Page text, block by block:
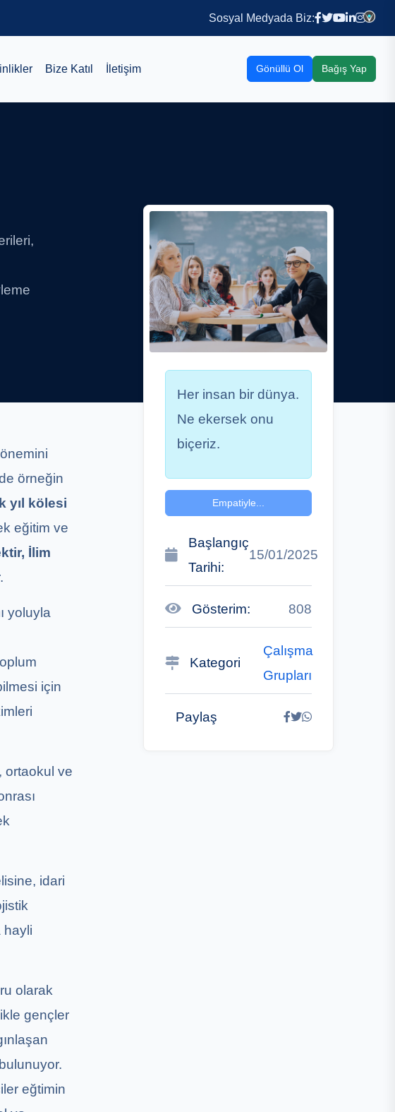
Sosyal Medyada Biz:
Bize Katıl İletişim Gönüllü Ol Bağış Yap
örneğin
yıl kölesi
eğitim ve
İlim
yoluyla
için
ortaokul ve
idari
hayli
olarak
gençler
eğtimin
Her insan bir dünya.
Ne ekersek onu
biçeriz.
Empatiyle...
Başlangıç
Tarihi:
15/01/2025
Gösterim: 808
Kategori
Çalışma
Grupları
Paylaş